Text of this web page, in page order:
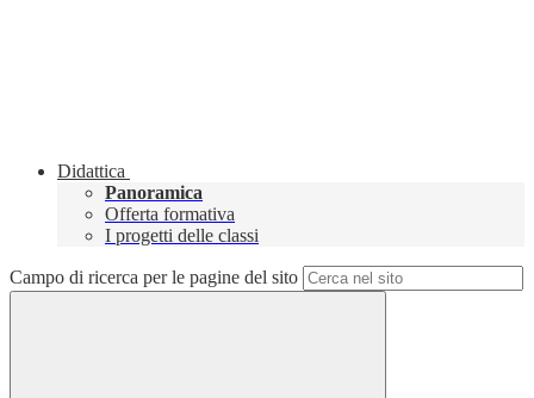
Didattica
Panoramica
Offerta formativa
I progetti delle classi
Campo di ricerca per le pagine del sito